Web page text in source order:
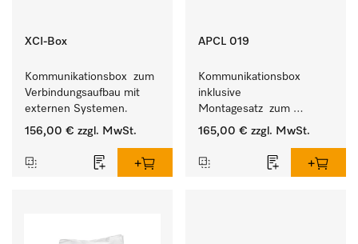
XCI-Box
Kommunikationsbox  zum
Verbindungsaufbau mit
externen Systemen.
156,00 € zzgl. MwSt.
APCL 019
Kommunikationsbox
inklusive
Montagesatz  zum
Verbindungsaufbau von
mit externen Systemen.
165,00 € zzgl. MwSt.